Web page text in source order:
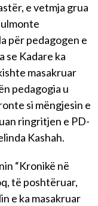
e vetmja grua
për pedagogen e
se Kadare ka
masakruar
pedagogia u
si mëngjesin e
ringritjen e PD-
Kashah.
“Kronikë në
të poshtëruar,
e ka masakruar